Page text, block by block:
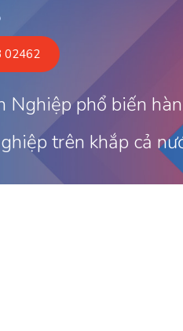
02462
Nghiệp phổ biến
trên khắp cả